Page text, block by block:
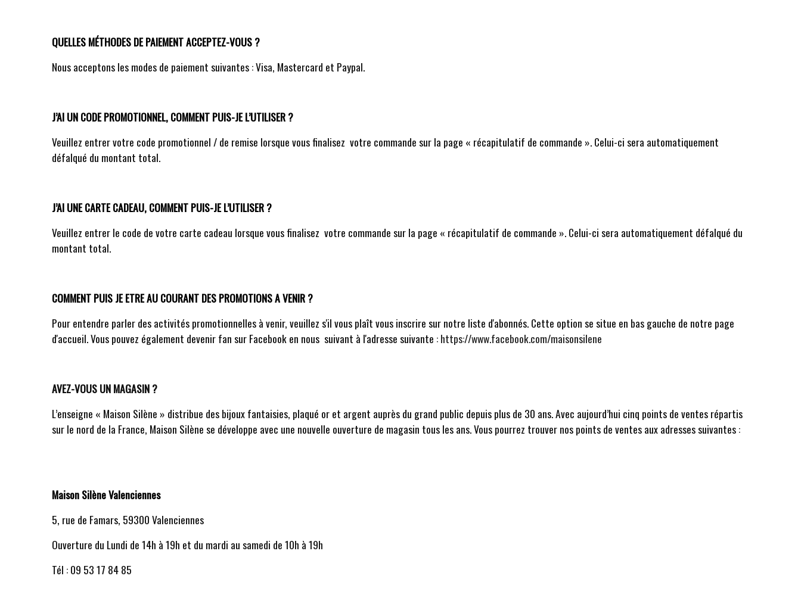
QUELLES MÉTHODES DE PAIEMENT ACCEPTEZ-VOUS ?
Nous acceptons les modes de paiement suivantes : Visa, Mastercard et Paypal.
J’AI UN CODE PROMOTIONNEL, COMMENT PUIS-JE L’UTILISER ?
Veuillez entrer votre code promotionnel / de remise lorsque vous finalisez votre commande sur la page « récapitulatif de commande ». Celui-ci sera automatiquement
défalqué du montant total.
J’AI UNE CARTE CADEAU, COMMENT PUIS-JE L’UTILISER ?
Veuillez entrer le code de votre carte cadeau lorsque vous finalisez votre commande sur la page « récapitulatif de commande ». Celui-ci sera automatiquement défalqué du
montant total.
COMMENT PUIS JE ETRE AU COURANT DES PROMOTIONS A VENIR ?
Pour entendre parler des activités promotionnelles à venir, veuillez s'il vous plaît vous inscrire sur notre liste d'abonnés. Cette option se situe en bas gauche de notre page
d'accueil. Vous pouvez également devenir fan sur Facebook en nous suivant à l'adresse suivante :https://www.facebook.com/maisonsilene
AVEZ-VOUS UN MAGASIN ?
L’enseigne « Maison Silène » distribue des bijoux fantaisies, plaqué or et argent auprès du grand public depuis plus de 30 ans. Avec aujourd’hui cinq points de ventes répartis
sur le nord de la France, Maison Silène se développe avec une nouvelle ouverture de magasin tous les ans. Vous pourrez trouver nos points de ventes aux adresses suivantes :
Maison Silène Valenciennes
5, rue de Famars, 59300 Valenciennes
Ouverture du Lundi de 14h à 19h et du mardi au samedi de 10h à 19h
Tél : 09 53 17 84 85